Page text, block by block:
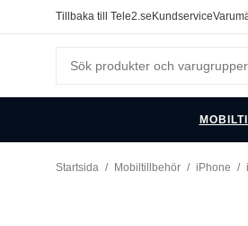
Tillbaka till Tele2.se Kundservice
Startsida / Mobiltillbehör / iPhone /